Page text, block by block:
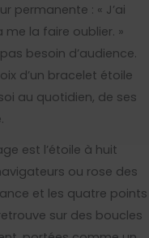
permanente : « J’ai
la faire oublier. »
besoin d’audience.
d’un bracelet étoile
au quotidien, de ses
est l’étoile à huit
ou rose des
et les quatre points
sur des boucles